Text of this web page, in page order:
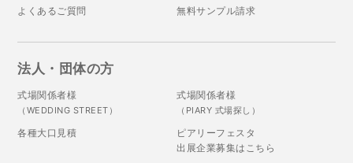
よくあるご質問
無料サンプル請求
法人・団体の方
式場関係者様
（WEDDING STREET）
式場関係者様
（PIARY 式場探し）
各種大口見積
ピアリーフェスタ
出展企業募集はこちら